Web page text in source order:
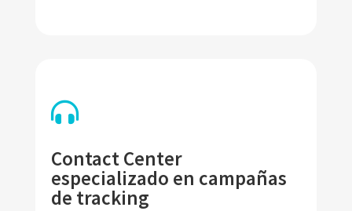

Contact Center
especializado en campañas
de tracking